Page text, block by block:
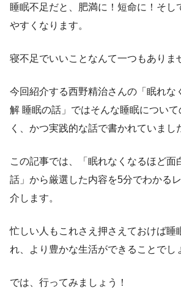
睡眠不足だと、肥満に！短命に！そし
やすくなります。
寝不足でいいことなんて一つもありま
今回紹介する西野精治さんの「眠れな
解 睡眠の話」ではそんな睡眠につい
く、かつ実践的な話で書かれていまし
この記事では、「眠れなくなるほど面
話」から厳選した内容を5分でわかる
介します。
忙しい人もこれさえ押さえておけば睡
れ、より豊かな生活ができることでし
では、行ってみましょう！